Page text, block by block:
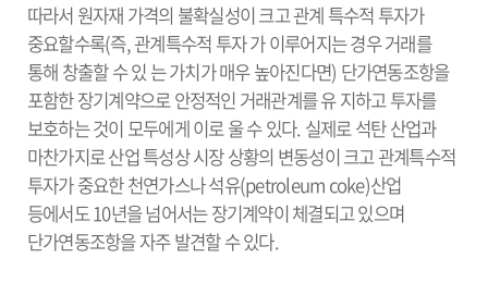
따라서 원자재 가격의 불확실성이 크고 관계 특수적 투자가
중요할수록(즉, 관계특수적 투자 가 이루어지는 경우 거래를
통해 창출할 수 있 는 가치가 매우 높아진다면) 단가연동조항을
포함한 장기계약으로 안정적인 거래관계를 유 지하고 투자를
보호하는 것이 모두에게 이로 울 수 있다. 실제로 석탄 산업과
마찬가지로 산업 특성상 시장 상황의 변동성이 크고 관계특수적
투자가 중요한 천연가스나 석유(petroleum coke)산업
등에서도 10년을 넘어서는 장기계약이 체결되고 있으며
단가연동조항을 자주 발견할 수 있다.